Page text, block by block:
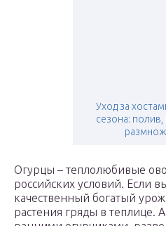
Уход за
сезона: полив,
Огурцы – теплолюбивые
российских условий. Если
качественный богатый
растения гряды в теплице.